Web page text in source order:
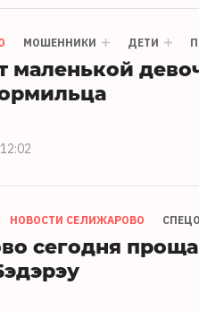
МОШЕННИКИ ДЕТИ
маленькой
НОВОСТИ СЕЛИЖАРОВО
сегодня